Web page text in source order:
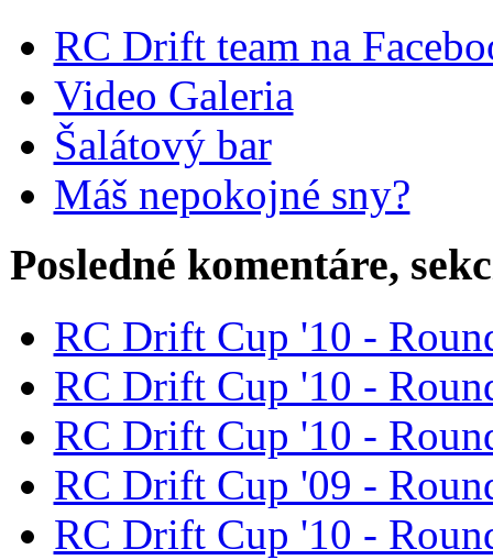
RC Drift team na
Video Galeria
Šalátový bar
Máš nepokojné sny?
Posledné komentáre,
RC Drift Cup '10 -
RC Drift Cup '10 -
RC Drift Cup '10 -
RC Drift Cup '09 -
RC Drift Cup '10 -